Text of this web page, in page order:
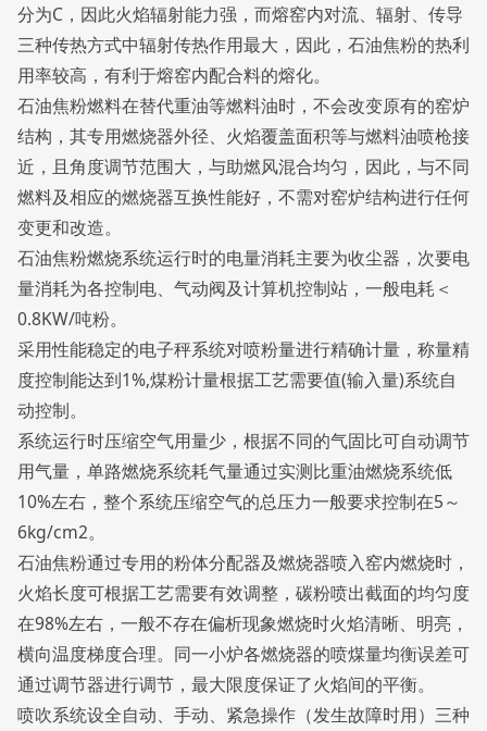
分为C，因此火焰辐射能力强，而熔窑内对流、辐射、传导
三种传热方式中辐射传热作用最大，因此，石油焦粉的热利
用率较高，有利于熔窑内配合料的熔化。
石油焦粉燃料在替代重油等燃料油时，不会改变原有的窑炉
结构，其专用燃烧器外径、火焰覆盖面积等与燃料油喷枪接
近，且角度调节范围大，与助燃风混合均匀，因此，与不同
燃料及相应的燃烧器互换性能好，不需对窑炉结构进行任何
变更和改造。
石油焦粉燃烧系统运行时的电量消耗主要为收尘器，次要电
量消耗为各控制电、气动阀及计算机控制站，一般电耗＜
0.8KW/吨粉。
采用性能稳定的电子秤系统对喷粉量进行精确计量，称量精
度控制能达到1%,煤粉计量根据工艺需要值(输入量)系统自
动控制。
系统运行时压缩空气用量少，根据不同的气固比可自动调节
用气量，单路燃烧系统耗气量通过实测比重油燃烧系统低
10%左右，整个系统压缩空气的总压力一般要求控制在5～
6kg/cm2。
石油焦粉通过专用的粉体分配器及燃烧器喷入窑内燃烧时，
火焰长度可根据工艺需要有效调整，碳粉喷出截面的均匀度
在98%左右，一般不存在偏析现象燃烧时火焰清晰、明亮，
横向温度梯度合理。同一小炉各燃烧器的喷煤量均衡误差可
通过调节器进行调节，最大限度保证了火焰间的平衡。
喷吹系统设全自动、手动、紧急操作（发生故障时用）三种